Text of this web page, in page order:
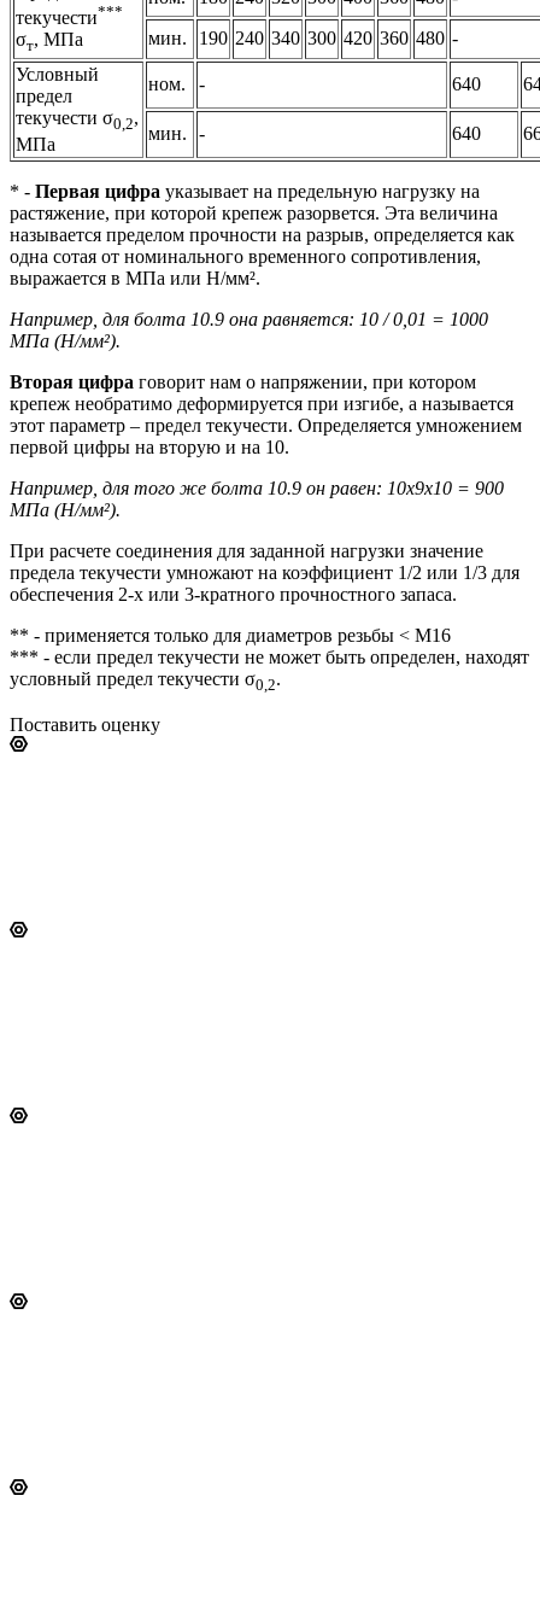
текучести***
σт, МПа
мин.
190 240 340 300 420 360 480 -
Условный
предел
текучести σ0,2,
МПа
ном. - 640
мин. - 640
* - Первая цифра указывает на предельную нагрузку на
растяжение, при которой крепеж разорвется. Эта величина
называется пределом прочности на разрыв, определяется как
одна сотая от номинального временного сопротивления,
выражается в МПа или Н/мм².
Например, для болта 10.9 она равняется: 10 / 0,01 = 1000
МПа (Н/мм²).
Вторая цифра говорит нам о напряжении, при котором
крепеж необратимо деформируется при изгибе, а называется
этот параметр – предел текучести. Определяется умножением
первой цифры на вторую и на 10.
Например, для того же болта 10.9 он равен: 10х9х10 = 900
МПа (Н/мм²).
При расчете соединения для заданной нагрузки значение
предела текучести умножают на коэффициент 1/2 или 1/3 для
обеспечения 2-х или 3-кратного прочностного запаса.
** - применяется только для диаметров резьбы < М16
*** - если предел текучести не может быть определен, находят
условный предел текучести σ0,2.
Поставить оценку